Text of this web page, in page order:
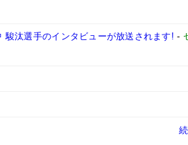
汰選手のインタビューが放送されます! -